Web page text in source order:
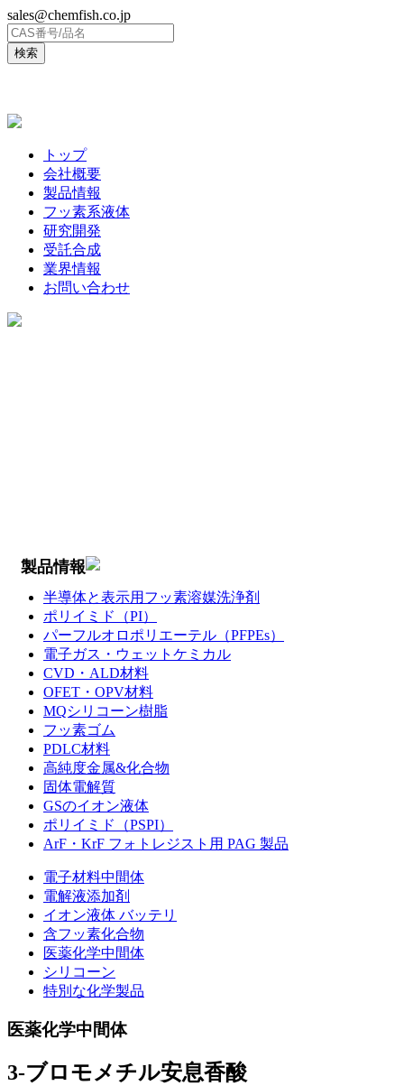
sales@chemfish.co.jp
トップ
会社概要
製品情報
フッ素系液体
研究開発
受託合成
業界情報
お問い合わせ
製品情報
半導体と表示用フッ素溶媒洗浄剤
ポリイミド（PI）
パーフルオロポリエーテル（PFPEs）
電子ガス・ウェットケミカル
CVD・ALD材料
OFET・OPV材料
MQシリコーン樹脂
フッ素ゴム
PDLC材料
高純度金属&化合物
固体電解質
GSのイオン液体
ポリイミド（PSPI）
ArF・KrF フォトレジスト用 PAG 製品
電子材料中間体
電解液添加剤
イオン液体 バッテリ
含フッ素化合物
医薬化学中間体
シリコーン
特別な化学製品
医薬化学中間体
3-ブロモメチル安息香酸